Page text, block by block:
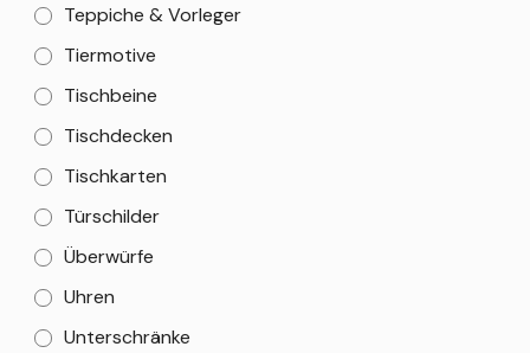
Teppiche & Vorleger
Tiermotive
Tischbeine
Tischdecken
Tischkarten
Türschilder
Überwürfe
Uhren
Unterschränke